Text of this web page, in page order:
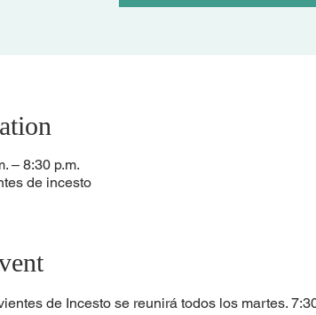
– 8:30 p.m.
de incesto
de Incesto se reunirá todos los martes.